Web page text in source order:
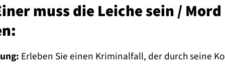
muss die Leiche sein /
Erleben Sie einen Kriminalfall, der durch seine